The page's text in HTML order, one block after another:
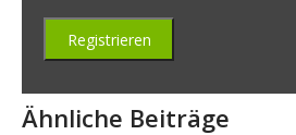
Ähnliche Beiträge